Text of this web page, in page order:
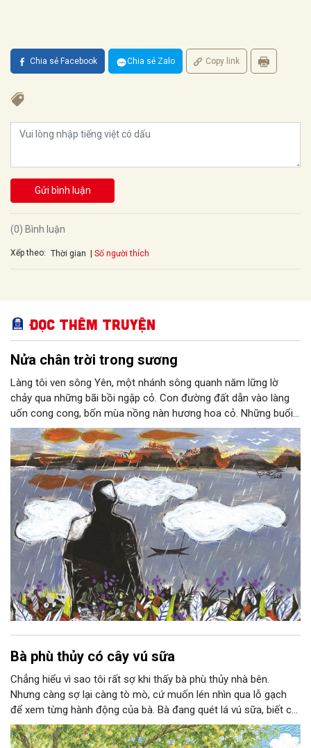
Chia sẻ Facebook Chia sẻ Zalo Copy link
Gửi bình luận
(0) Bình luận
Xếp theo: Thời gian Số người thích
Đọc thêm Truyện
Nửa chân trời trong sương
Làng tôi ven sông Yên, một nhánh sông quanh năm lững lờ
chảy qua những bãi bồi ngập cỏ. Con đường đất dẫn vào làng
uốn cong cong, bốn mùa nồng nàn hương hoa cỏ. Những buổi
hoàng hôn, khi nắng đã dịu xuống phía cuối sông, đám hoa tím
lại thẫm màu như có ai vừa rắc lên một lớp khói.
Bà phù thủy có cây vú sữa
Chẳng hiểu vì sao tôi rất sợ khi thấy bà phù thủy nhà bên.
Nhưng càng sợ lại càng tò mò, cứ muốn lén nhìn qua lỗ gạch
để xem từng hành động của bà. Bà đang quét lá vú sữa, biết có
ánh mắt đang theo dõi, liền ghé lại, làm tôi một pheng điếng
hồn.